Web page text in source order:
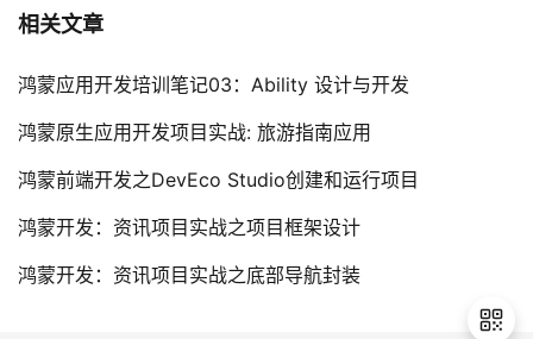
相关文章
鸿蒙应用开发培训笔记03：Ability 设计与开发
鸿蒙原生应用开发项目实战: 旅游指南应用
鸿蒙前端开发之DevEco Studio创建和运行项目
鸿蒙开发：资讯项目实战之项目框架设计
鸿蒙开发：资讯项目实战之底部导航封装